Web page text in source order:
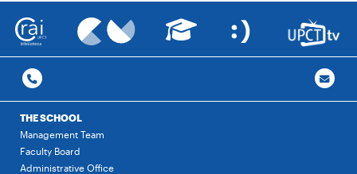
THE SCHOOL
Management Team
Faculty Board
Administrative Office